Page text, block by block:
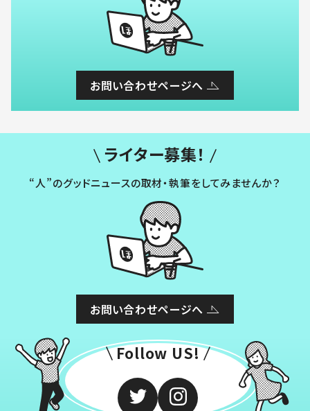
お問い合わせページへ
ライター募集！
“人”のグッドニュースの取材・執筆をしてみませんか？
お問い合わせページへ
Follow US!